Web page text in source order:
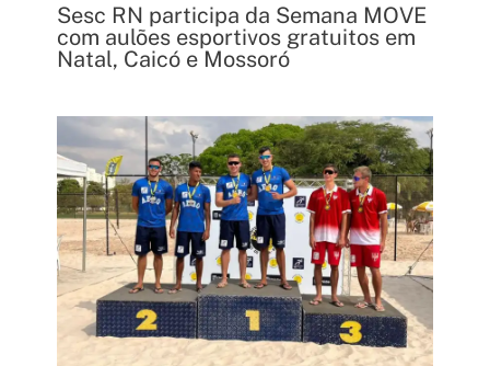
Sesc RN participa da Semana MOVE
com aulões esportivos gratuitos em
Natal, Caicó e Mossoró